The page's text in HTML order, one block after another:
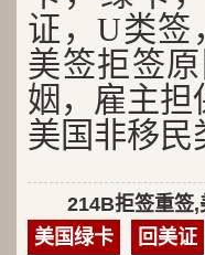
证，U类签
美签拒签
姻，雇主担
美国非移民
214B拒签重签
美国绿卡
回美证